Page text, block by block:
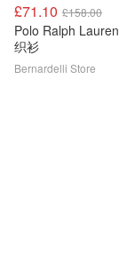
£71.10 £158.00
Polo Ralph Lauren 长袖麻花针
织衫
Bernardelli Store